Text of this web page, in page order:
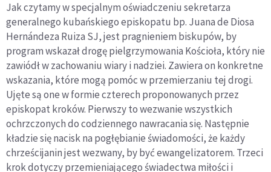
Jak czytamy w specjalnym oświadczeniu sekretarza
generalnego kubańskiego episkopatu bp. Juana de Diosa
Hernándeza Ruiza SJ, jest pragnieniem biskupów, by
program wskazał drogę pielgrzymowania Kościoła, który nie
zawiódł w zachowaniu wiary i nadziei. Zawiera on konkretne
wskazania, które mogą pomóc w przemierzaniu tej drogi.
Ujęte są one w formie czterech proponowanych przez
episkopat kroków. Pierwszy to wezwanie wszystkich
ochrzczonych do codziennego nawracania się. Następnie
kładzie się nacisk na pogłębianie świadomości, że każdy
chrześcijanin jest wezwany, by być ewangelizatorem. Trzeci
krok dotyczy przemieniającego świadectwa miłości i